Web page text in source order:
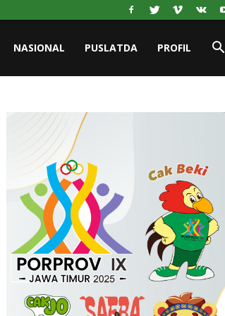
NASIONAL PUSLATDA PROFIL